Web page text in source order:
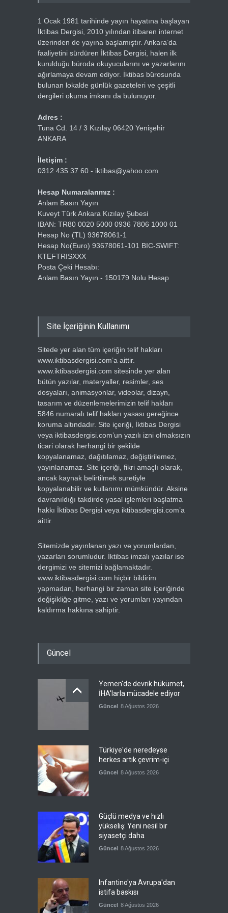
1 Ocak 1981 tarihinde yayın hayatına başlayan
İktibas Dergisi, 2010 yılından itibaren internet
üzerinden de yayına başlamıştır. Ankara’da
faaliyetini sürdüren İktibas Dergisi, halen ilk
kurulduğu büroda okuyucularını ve yazarlarını
ağırlamaya devam ediyor. İktibas bürosunda
bulunan lokalde günlük gazeteleri ve çeşitli
dergileri okuma imkanı da bulunuyor.
Adres :
Tuna Cd. 14 / 3 Kızılay 06420 Yenişehir
ANKARA
İletişim :
0312 435 37 60 - iktibas@yahoo.com
Hesap Numaralarımız :
Anlam Basın Yayın
Kuveyt Türk Ankara Kızılay Şubesi
IBAN: TR80 0020 5000 0936 7806 1000 01
Hesap No (TL) 93678061-1
Hesap No(Euro) 93678061-101 BIC-SWIFT:
KTEFTRISXXX
Posta Çeki Hesabı:
Anlam Basın Yayın - 150179 Nolu Hesap
Site İçeriğinin Kullanımı
Sitede yer alan tüm içeriğin telif hakları
www.iktibasdergisi.com’a aittir.
www.iktibasdergisi.com sitesinde yer alan
bütün yazılar, materyaller, resimler, ses
dosyaları, animasyonlar, videolar, dizayn,
tasarım ve düzenlemelerimizin telif hakları
5846 numaralı telif hakları yasası gereğince
koruma altındadır. Site içeriği, İktibas Dergisi
veya iktibasdergisi.com’un yazılı izni olmaksızın
ticari olarak herhangi bir şekilde
kopyalanamaz, dağıtılamaz, değiştirilemez,
yayınlanamaz. Site içeriği, fikri amaçlı olarak,
ancak kaynak belirtilmek suretiyle
kopyalanabilir ve kullanımı mümkündür. Aksine
davranıldığı takdirde yasal işlemleri başlatma
hakkı İktibas Dergisi veya iktibasdergisi.com’a
aittir.
Sitemizde yayınlanan yazı ve yorumlardan,
yazarları sorumludur. İktibas imzalı yazılar ise
dergimizi ve sitemizi bağlamaktadır.
www.iktibasdergisi.com hiçbir bildirim
yapmadan, herhangi bir zaman site içeriğinde
değişikliğe gitme, yazı ve yorumları yayından
kaldırma hakkına sahiptir.
Güncel
Yemen'de devrik hükümet,
İHA'larla mücadele ediyor
Güncel 8 Ağustos 2026
Türkiye'de neredeyse
herkes artık çevrim-içi
Güncel 8 Ağustos 2026
Güçlü medya ve hızlı
yükseliş: Yeni nesil bir
siyasetçi daha
Güncel 8 Ağustos 2026
Infantino'ya Avrupa'dan
istifa baskısı
Güncel 8 Ağustos 2026